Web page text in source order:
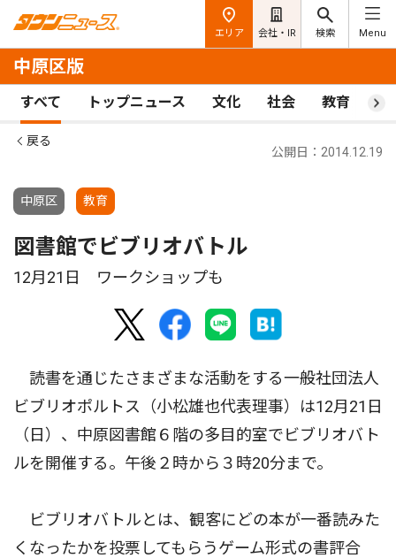
エリア 会社・IR 検索 Menu
中原区版
すべて トップニュース 文化 社会 教育 ス
戻る
中原区 教育
公開日：2014.12.19
図書館でビブリオバトル
12月21日 ワークショップも
読書を通じたさまざまな活動をする一般社団法人
ビブリオポルトス（小松雄也代表理事）は12月21日
（日）、中原図書館６階の多目的室でビブリオバト
ルを開催する。午後２時から３時20分まで。
ビブリオバトルとは、観客にどの本が一番読みた
くなったかを投票してもらうゲーム形式の書評合